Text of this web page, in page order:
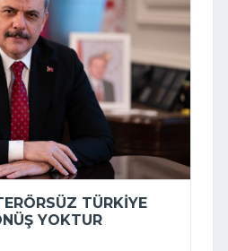
TÜRKIYE
YOKTUR